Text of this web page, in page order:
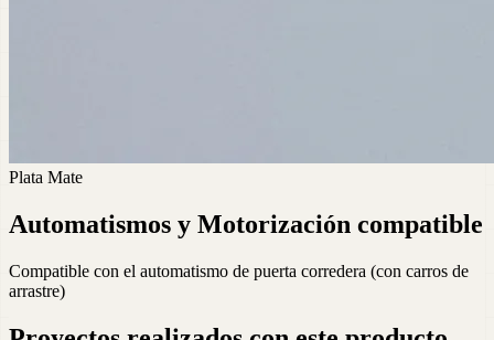
Plata Mate
Automatismos y Motorización compatible
Compatible con el automatismo de puerta corredera (con carros de
arrastre)